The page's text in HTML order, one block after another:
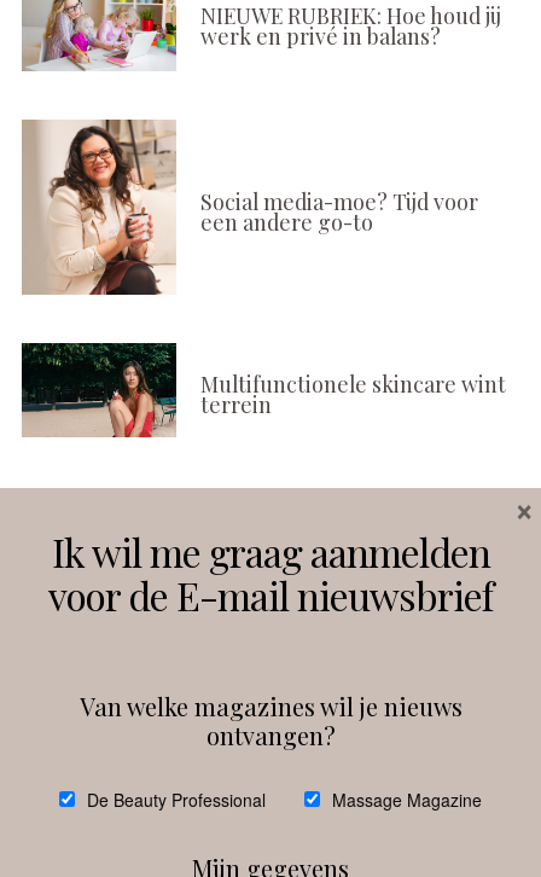
NIEUWE RUBRIEK: Hoe houd jij
werk en privé in balans?
Social media-moe? Tijd voor
een andere go-to
Multifunctionele skincare wint
terrein
Instagram Facebook
debeautyprofessional
Ik wil me graag aanmelden
voor de E-mail nieuwsbrief
Van welke magazines wil je nieuws
ontvangen?
De Beauty Professional Massage Magazine
Mijn gegevens
×